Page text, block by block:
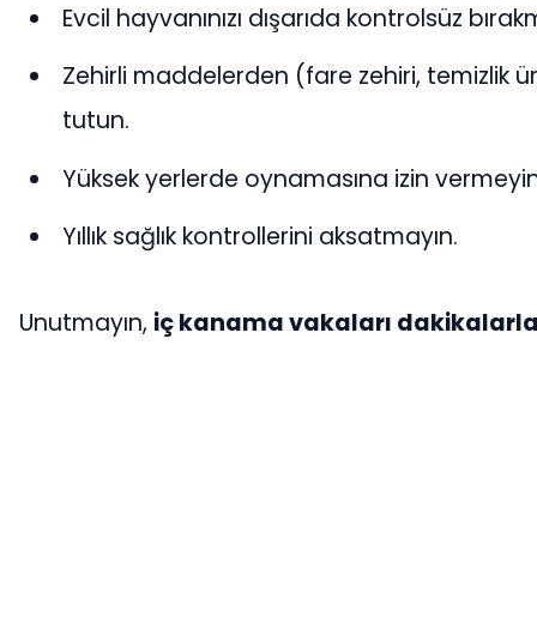
Evcil hayvanınızı dışarıda kontrolsüz
Zehirli maddelerden (fare zehiri, temizlik
tutun.
Yüksek yerlerde oynamasına izin
Yıllık sağlık kontrollerini aksatmayın.
Unutmayın, iç kanama vakaları dakikalarla